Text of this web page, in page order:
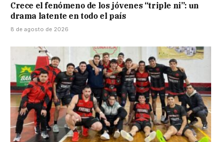
Crece el fenómeno de los jóvenes “triple ni”: un
drama latente en todo el país
8 de agosto de 2026